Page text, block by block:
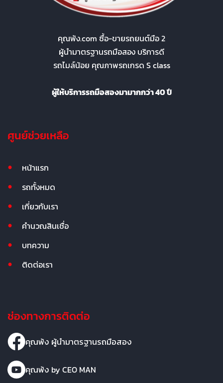
คุณพ้ง.com ซื้อ-ขายรถยนต์มือ 2
ผู้นำมาตรฐานรถมือสอง บริการดี
รถไมล์น้อย คุณภาพรถเกรด S class
ผู้ให้บริการรถมือสองมามากกว่า 40 ปี
ศูนย์ช่วยเหลือ
หน้าแรก
รถทั้งหมด
เกี่ยวกับเรา
คำนวณสินเชื่อ
บทความ
ติดต่อเรา
ช่องทางการติดต่อ
คุณพ้ง ผู้นำมาตรฐานรถมือสอง
คุณพ้ง by CEO MAN